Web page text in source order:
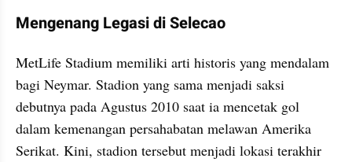
Mengenang Legasi di Selecao
MetLife Stadium memiliki arti historis yang mendalam
bagi Neymar. Stadion yang sama menjadi saksi
debutnya pada Agustus 2010 saat ia mencetak gol
dalam kemenangan persahabatan melawan Amerika
Serikat. Kini, stadion tersebut menjadi lokasi terakhir